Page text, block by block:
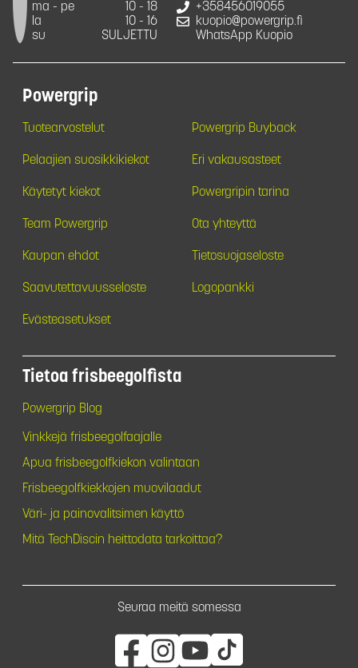
ma - pe
10 - 18
la
10 - 16
su
SULJETTU
+358456019055
kuopio@powergrip.fi
WhatsApp Kuopio
Powergrip
Tuotearvostelut Powergrip Buyback
Pelaajien suosikkikiekot Eri vakausasteet
Käytetyt kiekot Powergripin tarina
Team Powergrip Ota yhteyttä
Kaupan ehdot Tietosuojaseloste
Saavutettavuusseloste Logopankki
Evästeasetukset
Tietoa frisbeegolfista
Powergrip Blog
Vinkkejä frisbeegolfaajalle
Apua frisbeegolfkiekon valintaan
Frisbeegolfkiekkojen muovilaadut
Väri- ja painovalitsimen käyttö
Mitä TechDiscin heittodata tarkoittaa?
Seuraa meitä somessa